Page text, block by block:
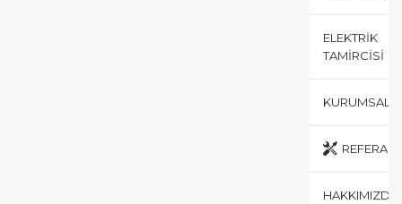
ELEKTRIK
TAMIRCISI
KURUMSAL
HAKKIMIZDA